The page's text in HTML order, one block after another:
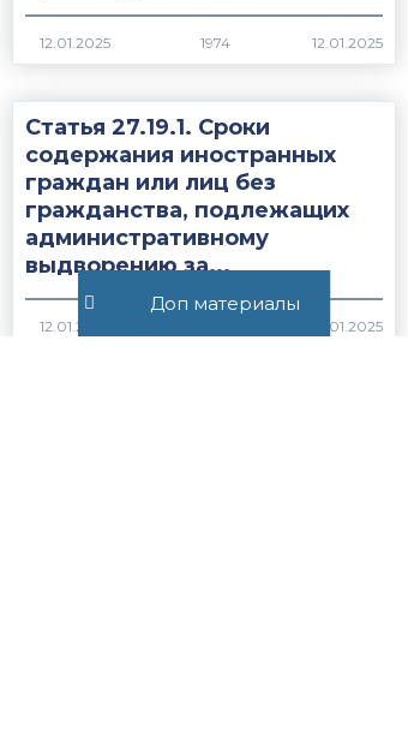
Доп материалы
1974
Статья 27.19.1. Сроки
содержания иностранных
граждан или лиц без
гражданства, подлежащих
административному
выдворению за...